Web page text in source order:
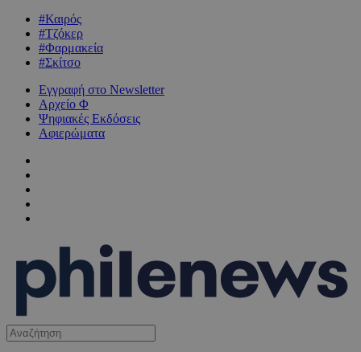
#Καιρός
#Τζόκερ
#Φαρμακεία
#Σκίτσο
Εγγραφή στο Newsletter
Αρχείο Φ
Ψηφιακές Εκδόσεις
Αφιερώματα